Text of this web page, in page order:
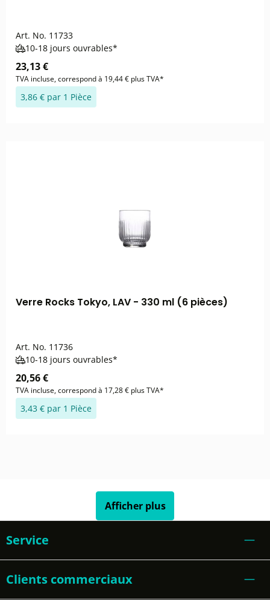
Art. No. 11733
10-18 jours ouvrables*
23,13 €
TVA incluse, correspond à 19,44 € plus TVA*
3,86 € par 1 Pièce
Verre Rocks Tokyo, LAV - 330 ml (6 pièces)
Art. No. 11736
10-18 jours ouvrables*
20,56 €
TVA incluse, correspond à 17,28 € plus TVA*
3,43 € par 1 Pièce
Afficher plus
Service
Clients commerciaux